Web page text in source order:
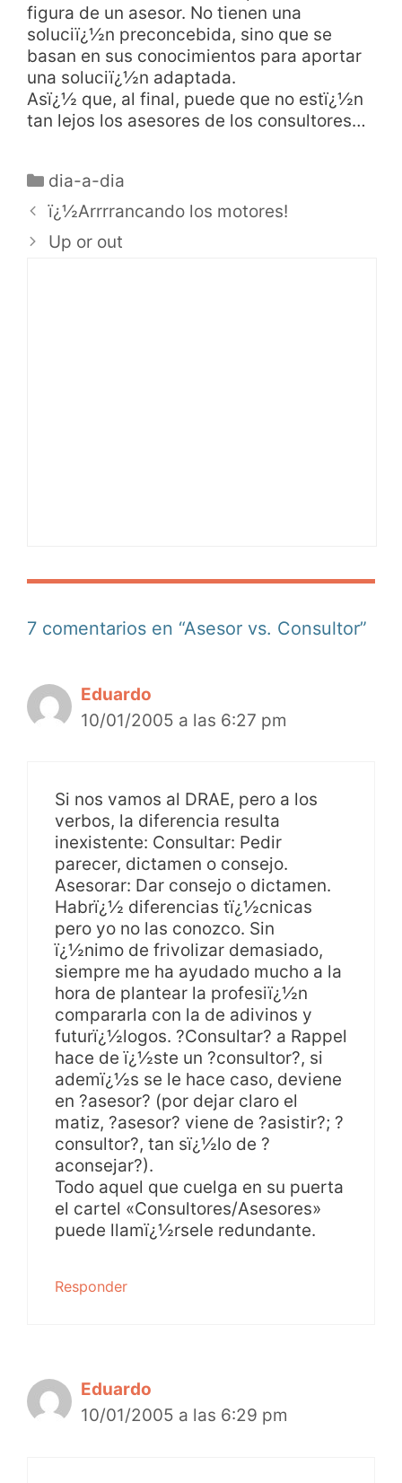
figura de un asesor. No tienen una
soluciï¿½n preconcebida, sino que se
basan en sus conocimientos para aportar
una soluciï¿½n adaptada.
Asï¿½ que, al final, puede que no estï¿½n
tan lejos los asesores de los consultores…
dia-a-dia
ï¿½Arrrrancando los motores!
Up or out
7 comentarios en “Asesor vs. Consultor”
Eduardo
10/01/2005 a las 6:27 pm
Si nos vamos al DRAE, pero a los
verbos, la diferencia resulta
inexistente: Consultar: Pedir
parecer, dictamen o consejo.
Asesorar: Dar consejo o dictamen.
Habrï¿½ diferencias tï¿½cnicas
pero yo no las conozco. Sin
ï¿½nimo de frivolizar demasiado,
siempre me ha ayudado mucho a la
hora de plantear la profesiï¿½n
compararla con la de adivinos y
futurï¿½logos. ?Consultar? a Rappel
hace de ï¿½ste un ?consultor?, si
ademï¿½s se le hace caso, deviene
en ?asesor? (por dejar claro el
matiz, ?asesor? viene de ?asistir?; ?
consultor?, tan sï¿½lo de ?
aconsejar?).
Todo aquel que cuelga en su puerta
el cartel «Consultores/Asesores»
puede llamï¿½rsele redundante.
Responder
Eduardo
10/01/2005 a las 6:29 pm